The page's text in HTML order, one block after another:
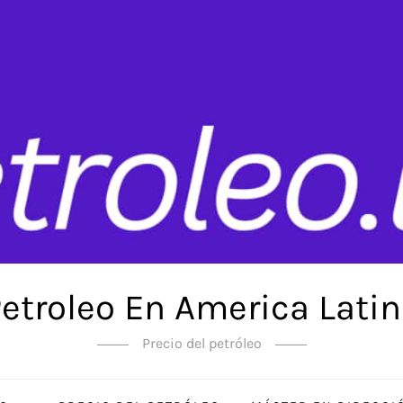
En America
Precio del petróleo